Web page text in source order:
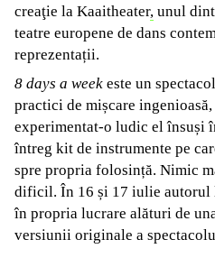
creaţie la Kaaitheater, unul
teatre europene de dans
reprezentații.
8 days a week este un
practici de mișcare ingenioasă,
experimentat-o ludic el însuși
întreg kit de instrumente pe
spre propria folosință. Nimic
dificil. În 16 și 17 iulie autorul
în propria lucrare alături de
versiunii originale a